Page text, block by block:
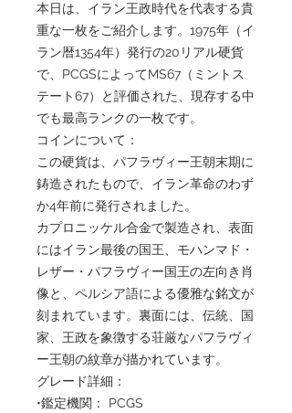
本日は、イラン王政時代を代表する貴
重な一枚をご紹介します。1975年（イ
ラン暦1354年）発行の20リアル硬貨
で、PCGSによってMS67（ミントス
テート67）と評価された、現存する中
でも最高ランクの一枚です。
コインについて：
この硬貨は、パフラヴィー王朝末期に
鋳造されたもので、イラン革命のわず
か4年前に発行されました。
カプロニッケル合金で製造され、表面
にはイラン最後の国王、モハンマド・
レザー・パフラヴィー国王の左向き肖
像と、ペルシア語による優雅な銘文が
刻まれています。裏面には、伝統、国
家、王政を象徴する荘厳なパフラヴィ
ー王朝の紋章が描かれています。
グレード詳細：
•鑑定機関： PCGS